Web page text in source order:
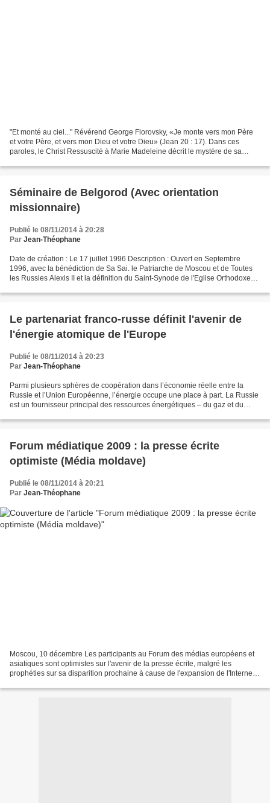
"Et monté au ciel..." Révérend George Florovsky, «Je monte vers mon Père
et votre Père, et vers mon Dieu et votre Dieu» (Jean 20 : 17). Dans ces
paroles, le Christ Ressuscité à Marie Madeleine décrit le mystère de sa
Séminaire de Belgorod (Avec orientation
missionnaire)
Publié le 08/11/2014 à 20:28
Par Jean-Théophane
Date de création : Le 17 juillet 1996 Description : Ouvert en Septembre
1996, avec la bénédiction de Sa Sai. le Patriarche de Moscou et de Toutes
les Russies Alexis II et la définition du Saint-Synode de l'Eglise Orthodoxe
Le partenariat franco-russe définit l'avenir de
l'énergie atomique de l'Europe
Publié le 08/11/2014 à 20:23
Par Jean-Théophane
Parmi plusieurs sphères de coopération dans l’économie réelle entre la
Russie et l’Union Européenne, l’énergie occupe une place à part. La Russie
est un fournisseur principal des ressources énergétiques – du gaz et du
Forum médiatique 2009 : la presse écrite
optimiste (Média moldave)
Publié le 08/11/2014 à 20:21
Par Jean-Théophane
Moscou, 10 décembre Les participants au Forum des médias européens et
asiatiques sont optimistes sur l'avenir de la presse écrite, malgré les
prophéties sur sa disparition prochaine à cause de l'expansion de l'Internet,